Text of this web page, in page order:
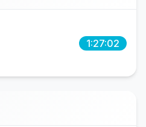
1:27:02